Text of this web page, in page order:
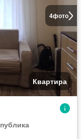
4фото
Квартира